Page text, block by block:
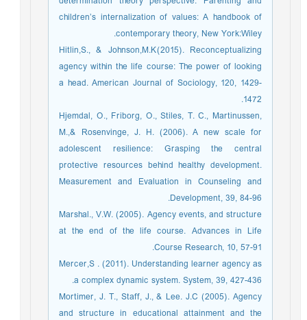
children’s internalization of values: A handbook of
contemporary theory, New York:Wiley.
Hitlin,S., & Johnson,M.K(2015). Reconceptualizing
agency within the life course: The power of looking
a head. American Journal of Sociology, 120, 1429-
1472.
Hjemdal, O., Friborg, O., Stiles, T. C., Martinussen,
M.,& Rosenvinge, J. H. (2006). A new scale for
adolescent resilience: Grasping the central
protective resources behind healthy development.
Measurement and Evaluation in Counseling and
Development, 39, 84-96.
Marshal., V.W. (2005). Agency events, and structure
at the end of the life course. Advances in Life
Course Research, 10, 57-91.
Mercer,S . (2011). Understanding learner agency as
a complex dynamic system. System, 39, 427-436.
Mortimer, J. T., Staff, J., & Lee. J.C (2005). Agency
and structure in educational attainment and the